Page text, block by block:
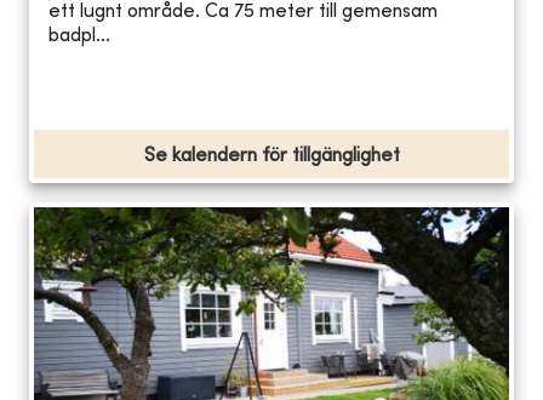
ett lugnt område. Ca 75 meter till gemensam
badpl...
Se kalendern för tillgänglighet